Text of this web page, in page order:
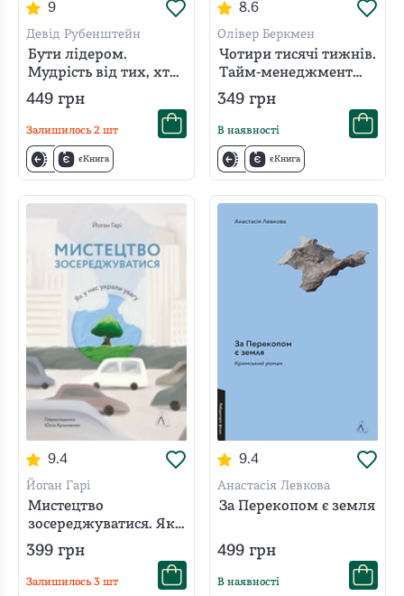
9
Девід Рубенштейн
Бути лідером.
Мудрість від тих, хто
змінив правила гри
449 грн
Залишилось 2 шт
єКнига
8.6
Олівер Беркмен
Чотири тисячі тижнів.
Тайм-менеджмент
для смертних
349 грн
В наявності
єКнига
9.4
Йоган Гарі
Мистецтво
зосереджуватися. Як
у нас вкрали увагу
399 грн
Залишилось 3 шт
9.4
Анастасія Левкова
За Перекопом є земля
499 грн
В наявності